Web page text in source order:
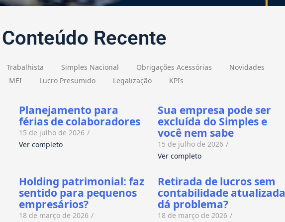
Conteúdo Recente
Trabalhista Simples Nacional Obrigações Acessórias
Novidades
MEI
Lucro Presumido Legalização KPIs
Planejamento para
férias de colaboradores
15 de julho de 2026 /
Ver completo
Sua empresa pode ser
excluída do Simples e
você nem sabe
15 de julho de 2026 /
Ver completo
Holding patrimonial: faz
sentido para pequenos
empresários?
18 de março de 2026 /
Retirada de lucros sem
contabilidade atualizada
dá problema?
18 de março de 2026 /